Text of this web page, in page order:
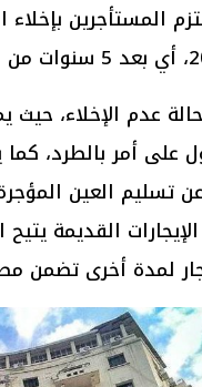
المستأجرين
عدم الإخلاء، حيث
على أمر بالطرد، كما
تسليم العين
القديمة
لمدة أخرى تضمن